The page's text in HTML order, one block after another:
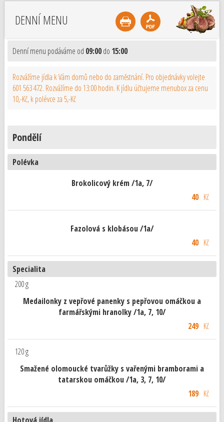
DENNÍ MENU
Denní menu podáváme od 09:00do 15:00
Rozvážíme jídla k Vám domů nebo do zaměstnání. Pro objednávky volejte
601 563 472. Rozvážíme do 13:00 hodin. K jídlu účtujeme menubox za cenu
10,-Kč, k polévce za 5,-Kč
Pondělí
Polévka
Brokolicový krém /1a, 7/
40Kč
Fazolová s klobásou /1a/
40Kč
Specialita
200 g
Medailonky z vepřové panenky s pepřovou omáčkou a
farmářskými hranolky /1a, 7, 10/
249Kč
120 g
Smažené olomoucké tvarůžky s vařenými bramborami a
tatarskou omáčkou /1a, 3, 7, 10/
189Kč